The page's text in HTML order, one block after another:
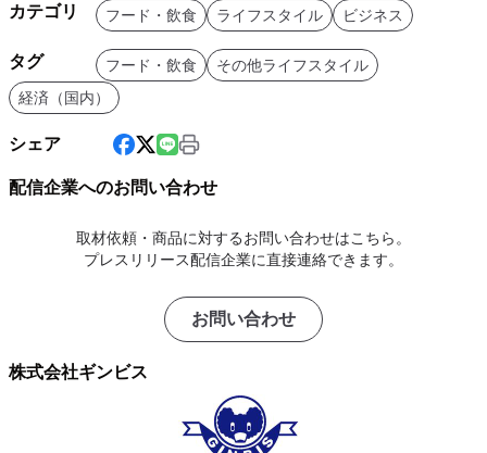
カテゴリ フード・飲食 ライフスタイル ビジネス
タグ フード・飲食
その他ライフスタイル
経済（国内）
シェア
配信企業へのお問い合わせ
取材依頼・商品に対するお問い合わせはこちら。
プレスリリース配信企業に直接連絡できます。
お問い合わせ
株式会社ギンビス